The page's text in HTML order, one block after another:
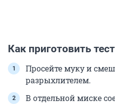
Как приготовить
Просейте муку и
разрыхлителем.
В отдельной миске